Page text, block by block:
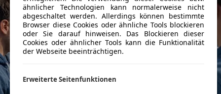
ähnlicher Technologien kann normalerweise nicht
abgeschaltet werden. Allerdings können bestimmte
Browser diese Cookies oder ähnliche Tools blockieren
oder Sie darauf hinweisen. Das Blockieren dieser
Cookies oder ähnlicher Tools kann die Funktionalität
der Webseite beeinträchtigen.
Erweiterte Seitenfunktionen